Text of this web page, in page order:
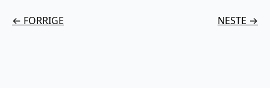
← FORRIGE NESTE →